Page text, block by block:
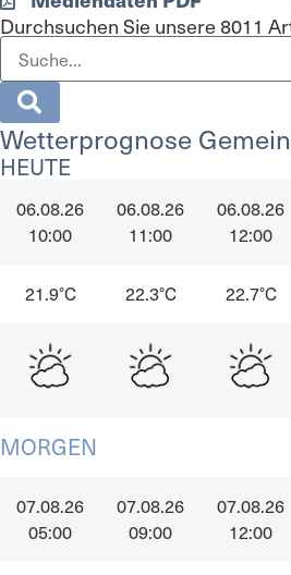
Durchsuchen Sie unsere 8011
Wetterprognose
HEUTE
06.08.26
10:00
06.08.26
11:00
06.08.26
12:00
21.9°C 22.3°C 22.7°C
MORGEN
07.08.26
05:00
07.08.26
09:00
07.08.26
12:00